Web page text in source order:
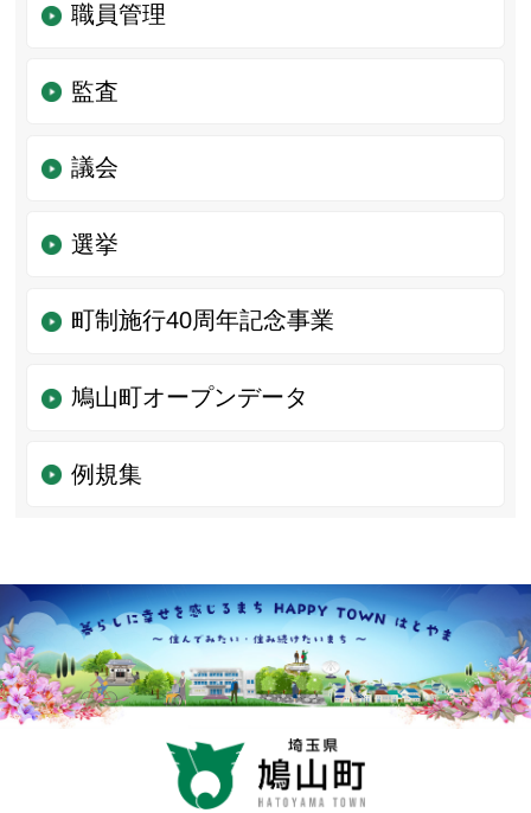
職員管理
監査
議会
選挙
町制施行40周年記念事業
鳩山町オープンデータ
例規集